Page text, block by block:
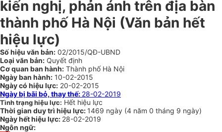
kiến nghị, phản ánh trên địa bàn
thành phố Hà Nội (Văn bản hết
hiệu lực)
Số hiệu văn bản: 02/2015/QĐ-UBND
Loại văn bản: Quyết định
Cơ quan ban hành: Thành phố Hà Nội
Ngày ban hành: 10-02-2015
Ngày có hiệu lực: 20-02-2015
Ngày bị bãi bỏ, thay thế: 28-02-2019
Tình trạng hiệu lực: Hết hiệu lực
Thời gian duy trì hiệu lực: 1469 ngày (4 năm 0 tháng 9 ngày)
Ngày hết hiệu lực: 28-02-2019
Ngôn ngữ: